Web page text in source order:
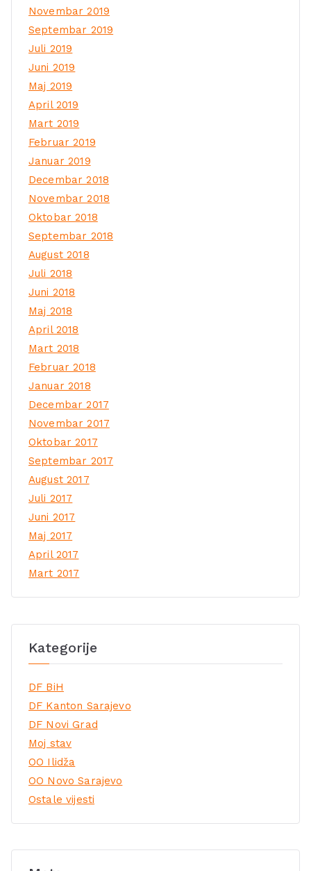
Novembar 2019
Septembar 2019
Juli 2019
Juni 2019
Maj 2019
April 2019
Mart 2019
Februar 2019
Januar 2019
Decembar 2018
Novembar 2018
Oktobar 2018
Septembar 2018
August 2018
Juli 2018
Juni 2018
Maj 2018
April 2018
Mart 2018
Februar 2018
Januar 2018
Decembar 2017
Novembar 2017
Oktobar 2017
Septembar 2017
August 2017
Juli 2017
Juni 2017
Maj 2017
April 2017
Mart 2017
Kategorije
DF BiH
DF Kanton Sarajevo
DF Novi Grad
Moj stav
OO Ilidža
OO Novo Sarajevo
Ostale vijesti